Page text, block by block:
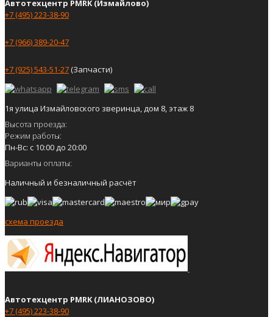
Автотехцентр PMRK (Измайлово)
+7 (495) 223-38-90
+7 (966) 389-20-47
+7 (925) 543-51-27(Запчасти)
1я улица Измайловского зверинца, дом 8, этаж 8
Высота проезда:
Режим работы:
Пн-Вс: с 10:00 до 20:00
Варианты оплаты:
Наличный и безналичный расчёт
схема проезда
Автотехцентр PMRK (ЛИАНОЗОВО)
+7 (495) 223-38-90